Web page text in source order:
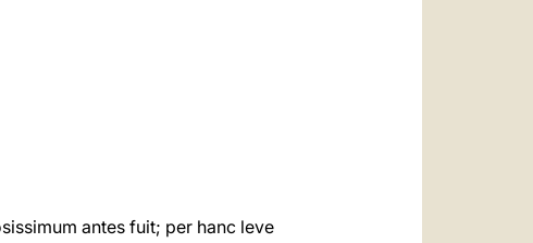
antes fuit; per hanc leve